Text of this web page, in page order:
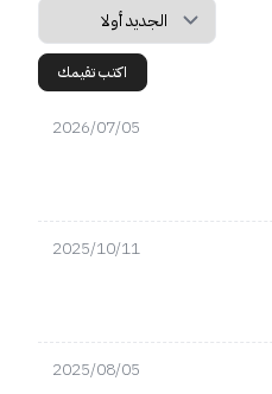
اكتب تقيمك
2026/07/05
2025/10/11
2025/08/05